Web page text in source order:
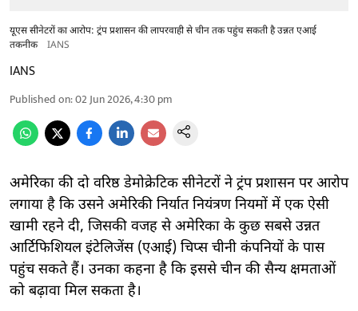
यूएस सीनेटरों का आरोप: ट्रंप प्रशासन की लापरवाही से चीन तक पहुंच सकती है उन्नत एआई
तकनीक
IANS
IANS
Published on:02 Jun 2026, 4:30 pm
अमेरिका की दो वरिष्ठ डेमोक्रेटिक सीनेटरों ने ट्रंप प्रशासन पर आरोप
लगाया है कि उसने अमेरिकी निर्यात नियंत्रण नियमों में एक ऐसी
खामी रहने दी, जिसकी वजह से अमेरिका के कुछ सबसे उन्नत
आर्टिफिशियल इंटेलिजेंस (एआई) चिप्स चीनी कंपनियों के पास
पहुंच सकते हैं। उनका कहना है कि इससे चीन की सैन्य क्षमताओं
को बढ़ावा मिल सकता है।